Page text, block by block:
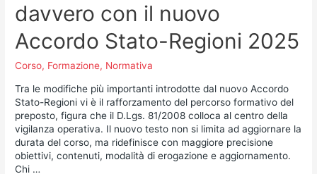
davvero con il nuovo
Accordo Stato-Regioni 2025
Corso, Formazione, Normativa
Tra le modifiche più importanti introdotte dal nuovo Accordo
Stato-Regioni vi è il rafforzamento del percorso formativo del
preposto, figura che il D.Lgs. 81/2008 colloca al centro della
vigilanza operativa. Il nuovo testo non si limita ad aggiornare la
durata del corso, ma ridefinisce con maggiore precisione
obiettivi, contenuti, modalità di erogazione e aggiornamento.
Chi …